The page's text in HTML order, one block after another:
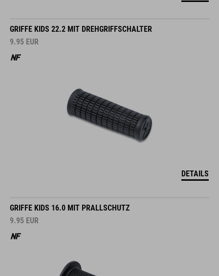
GRIFFE KIDS 22.2 MIT DREHGRIFFSCHALTER
9.95 EUR
DETAILS
GRIFFE KIDS 16.0 MIT PRALLSCHUTZ
9.95 EUR